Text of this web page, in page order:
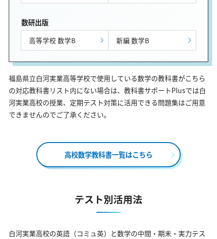
数研出版
高等学校 数学B 新編 数学B
福島県立白河実業高等学校で使用している数学の教科書がこちら
の対応教科書リスト内にない場合は、教科書サポートPlusでは白
河実業高校の授業、定期テスト対策に活用できる問題集はご用意
できませんのでご了承ください。
高校数学教科書一覧はこちら
テスト別活用法
白河実業高校の英語（コミュ英）と数学の中間・期末・実力テス